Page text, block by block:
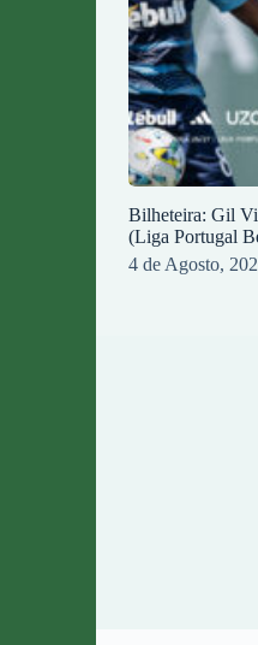
Bilheteira: Gil
(Liga Portugal
4 de Agosto,